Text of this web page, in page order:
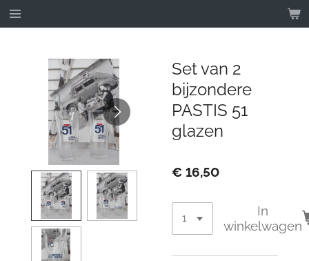
Ga
direct
hoofdinhoud
Set van 2
bijzondere
PASTIS 51
glazen
€ 16,50
In
winkelwagen